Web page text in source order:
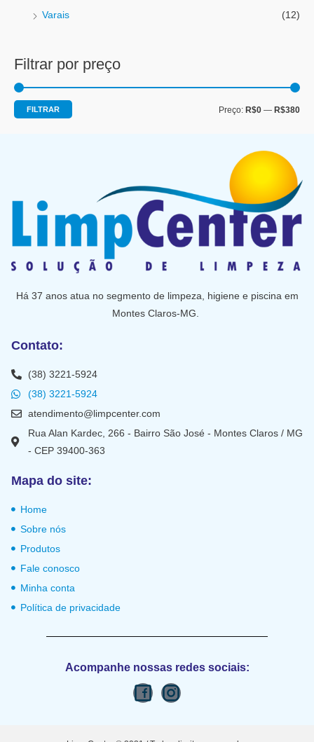
Varais (12)
Filtrar por preço
FILTRAR Preço: R$0 — R$380
Há 37 anos atua no segmento de limpeza, higiene e piscina em
Montes Claros-MG.
Contato:
(38) 3221-5924
(38) 3221-5924
atendimento@limpcenter.com
Rua Alan Kardec, 266 - Bairro São José - Montes Claros / MG
- CEP 39400-363
Mapa do site:
Home
Sobre nós
Produtos
Fale conosco
Minha conta
Política de privacidade
Acompanhe nossas redes sociais: